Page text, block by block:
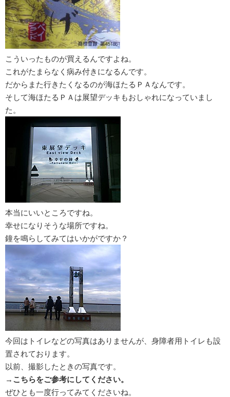
こういったものが買えるんですよね。
これがたまらなく病み付きになるんです。
だからまた行きたくなるのが海ほたるＰＡなんです。
そして海ほたるＰＡは展望デッキもおしゃれになっていまし
た。
本当にいいところですね。
幸せになりそうな場所ですね。
鐘を鳴らしてみてはいかがですか？
今回はトイレなどの写真はありませんが、身障者用トイレも設
置されております。
以前、撮影したときの写真です。
→ こちらをご参考にしてください。
ぜひとも一度行ってみてくださいね。